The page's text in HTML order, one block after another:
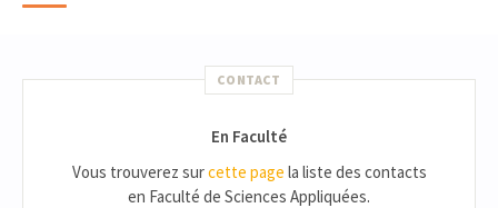
CONTACT
En Faculté
Vous trouverez surcette page la liste des contacts
en Faculté de Sciences Appliquées.